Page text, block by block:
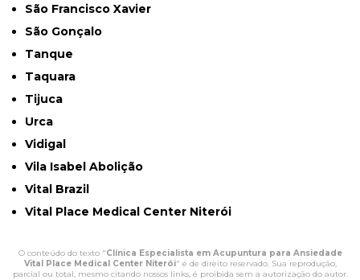
São Francisco Xavier
São Gonçalo
Tanque
Taquara
Tijuca
Urca
Vidigal
Vila Isabel Abolição
Vital Brazil
Vital Place Medical Center Niterói
O conteúdo do texto "Clínica Especialista em Acupuntura para Ansiedade
Vital Place Medical Center Niterói" é de direito reservado. Sua reprodução,
parcial ou total, mesmo citando nossos links, é proibida sem a autorização do autor.